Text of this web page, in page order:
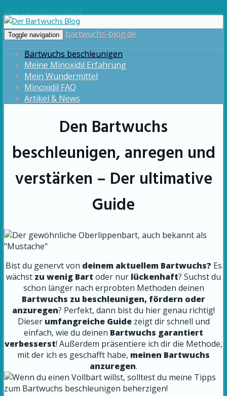
Toggle navigation
bartwuchs-blog.de
Bartwuchs beschleunigen
Meine Minoxidil Erfahrung
Mein Wundermittel
Minoxidil FAQ
Artikel & News
Den Bartwuchs
beschleunigen, anregen und
verstärken – Der ultimative
Guide
Bist du genervt von deinem aktuellem Bartwuchs? Es
wächst zu wenig Bart oder nur lückenhaft? Suchst du
schon länger nach erprobten Methoden deinen
Bartwuchs zu beschleunigen, fördern oder
anzuregen? Perfekt, dann bist du hier genau richtig!
Dieser umfangreiche Guidezeigt dir schnell und
einfach, wie du deinen Bartwuchs garantiert
verbesserst! Außerdem präsentiere ich dir die Methode,
mit der ich es geschafft habe, meinen Bartwuchs
anzuregen.